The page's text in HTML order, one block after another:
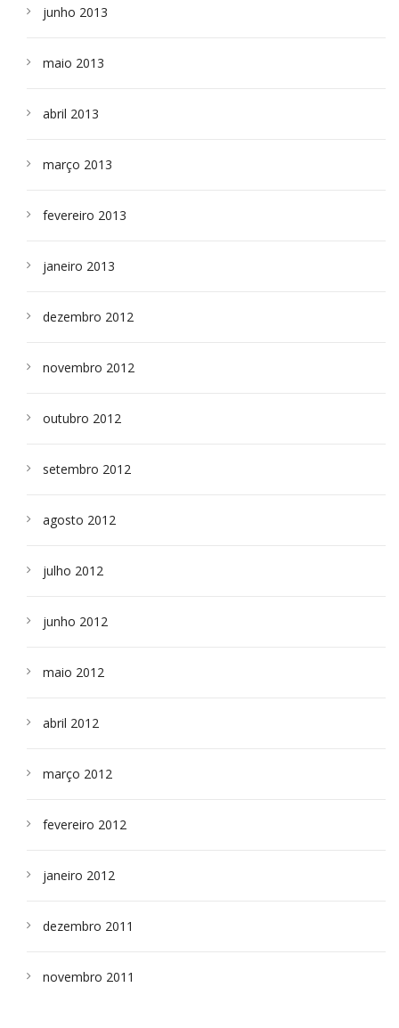
junho 2013
maio 2013
abril 2013
março 2013
fevereiro 2013
janeiro 2013
dezembro 2012
novembro 2012
outubro 2012
setembro 2012
agosto 2012
julho 2012
junho 2012
maio 2012
abril 2012
março 2012
fevereiro 2012
janeiro 2012
dezembro 2011
novembro 2011